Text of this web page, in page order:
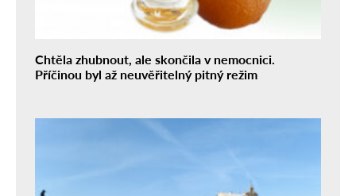
Chtěla zhubnout, ale skončila v nemocnici.
Příčinou byl až neuvěřitelný pitný režim